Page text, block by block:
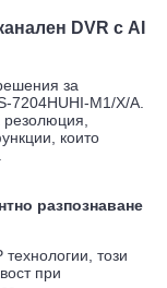
DVR с AI
за
7204HUHI-M1/X/A.
които
разпознаване
този
при